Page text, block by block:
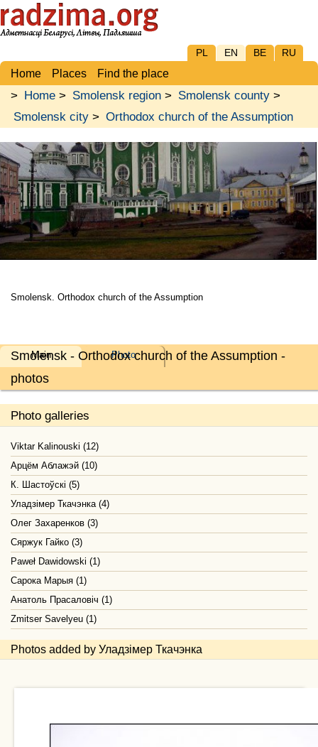
PL EN BE RU
Home Places Find the place
> Home > Smolensk region > Smolensk county >
Smolensk city > Orthodox church of the Assumption
Smolensk. Orthodox church of the Assumption
Smolensk - Orthodox church of the Assumption -
photos
Main Photo
Photo galleries
Viktar Kalinouski (12)
Арцём Аблажэй (10)
К. Шастоўскі (5)
Уладзімер Ткачэнка (4)
Олег Захаренков (3)
Сяржук Гайко (3)
Paweł Dawidowski (1)
Сарока Марыя (1)
Анатоль Прасаловіч (1)
Zmitser Savelyeu (1)
Photos added by Уладзімер Ткачэнка